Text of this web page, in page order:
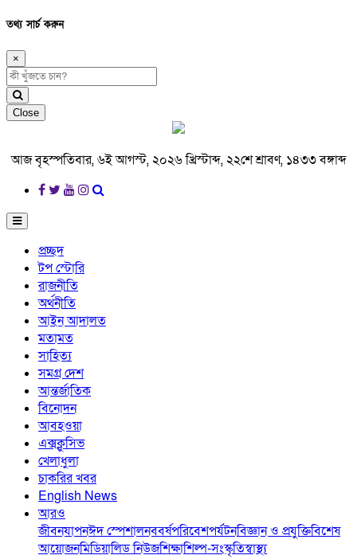
তথ্য সার্চ করুন
×
Close
আজ বৃহস্পতিবার, ৬ই আগস্ট, ২০২৬ খ্রিস্টাব্দ, ২২শে শ্রাবণ, ১৪৩৩ বঙ্গাব্দ
প্রচ্ছদ
টপ স্টোরি
রাজনীতি
অর্থনীতি
আইন আদালত
মতামত
সাহিত্য
সমগ্র দেশ
আন্তর্জাতিক
বিনোদন
আবহওয়া
এক্সক্লুসিভ
খেলাধুলা
চাকরির খবর
English News
আরও
জীবনযাপনঈদ স্পেশালনববর্ষপরিবেশপর্যটনবিজ্ঞান ও প্রযুক্তিবিশেষ
আয়োজনমিডিয়ালিড নিউজশিক্ষাশিল্প-সংস্কৃতিস্বাস্থ্য